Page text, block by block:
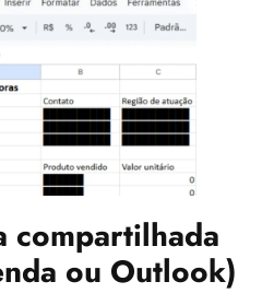
compartilhada
ou Outlook)